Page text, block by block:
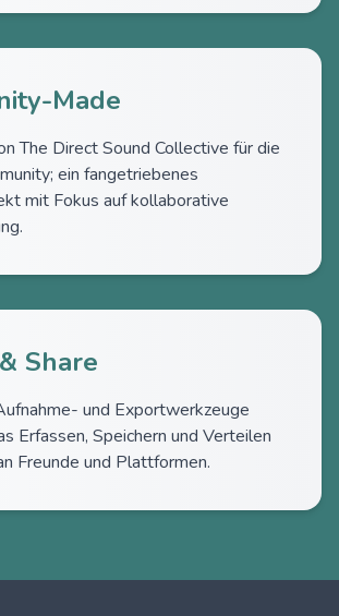
Made
The Direct Sound Collective für die
ein fangetriebenes
mit Fokus auf kollaborative
Share
und Exportwerkzeuge
Erfassen, Speichern und Verteilen
Freunde und Plattformen.